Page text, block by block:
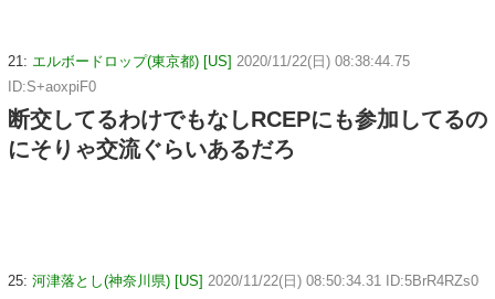
21: エルボードロップ(東京都) [US] 2020/11/22(日) 08:38:44.75
ID:S+aoxpiF0
断交してるわけでもなしRCEPにも参加してるの
にそりゃ交流ぐらいあるだろ
25: 河津落とし(神奈川県) [US] 2020/11/22(日) 08:50:34.31 ID:5BrR4RZs0